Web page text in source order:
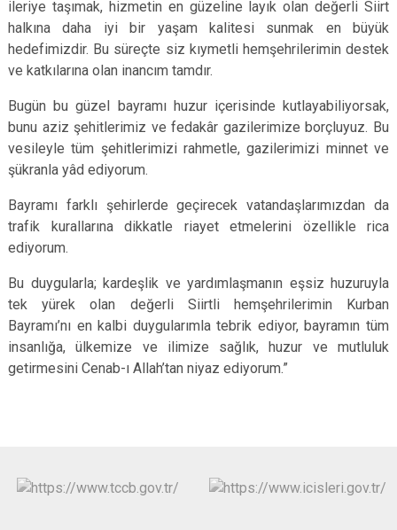
ileriye taşımak, hizmetin en güzeline layık olan değerli Siirt
halkına daha iyi bir yaşam kalitesi sunmak en büyük
hedefimizdir. Bu süreçte siz kıymetli hemşehrilerimin destek
ve katkılarına olan inancım tamdır.
Bugün bu güzel bayramı huzur içerisinde kutlayabiliyorsak,
bunu aziz şehitlerimiz ve fedakâr gazilerimize borçluyuz. Bu
vesileyle tüm şehitlerimizi rahmetle, gazilerimizi minnet ve
şükranla yâd ediyorum.
Bayramı farklı şehirlerde geçirecek vatandaşlarımızdan da
trafik kurallarına dikkatle riayet etmelerini özellikle rica
ediyorum.
Bu duygularla; kardeşlik ve yardımlaşmanın eşsiz huzuruyla
tek yürek olan değerli Siirtli hemşehrilerimin Kurban
Bayramı’nı en kalbi duygularımla tebrik ediyor, bayramın tüm
insanlığa, ülkemize ve ilimize sağlık, huzur ve mutluluk
getirmesini Cenab-ı Allah’tan niyaz ediyorum.”